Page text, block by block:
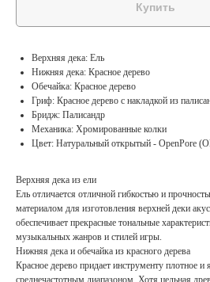
Купить
Верхняя дека: Ель
Нижняя дека: Красное дерево
Обечайка: Красное дерево
Гриф: Красное дерево с накладкой из
Бридж: Палисандр
Механика: Хромированные колки
Цвет: Натуральный открытый - OpenPore
Верхняя дека из ели
Ель отличается отличной гибкостью и
материалом для изготовления верхней деки
обеспечивает прекрасные тональные
музыкальных жанров и стилей игры.
Нижняя дека и обечайка из красного дерева
Красное дерево придает инструменту плотное